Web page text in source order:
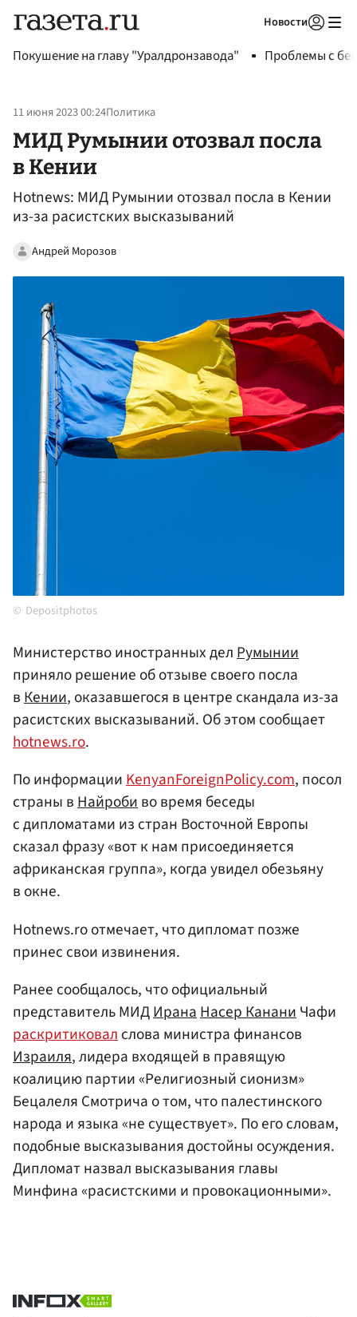
Новости
Покушение на главу "Уралдронзавода" Проблемы с
11 июня 2023 00:24Политика
МИД Румынии отозвал посла
в Кении
Hotnews: МИД Румынии отозвал посла в Кении
из-за расистских высказываний
Андрей Морозов
Depositphotos
Министерство иностранных делРумынии
приняло решение об отзыве своего посла
вКении, оказавшегося в центре скандала из-за
расистских высказываний. Об этом сообщает
hotnews.ro.
По информацииKenyanForeignPolicy.com, посол
страны вНайробиво время беседы
с дипломатами из стран Восточной Европы
сказал фразу «вот к нам присоединяется
африканская группа», когда увидел обезьяну
в окне.
Hotnews.ro отмечает, что дипломат позже
принес свои извинения.
Ранее сообщалось, что официальный
представитель МИДИранаНасер КананиЧафи
раскритиковалслова министра финансов
Израиля, лидера входящей в правящую
коалицию партии «Религиозный сионизм»
Бецалеля Смотрича о том, что палестинского
народа и языка «не существует». По его словам,
подобные высказывания достойны осуждения.
Дипломат назвал высказывания главы
Минфина «расистскими и провокационными».